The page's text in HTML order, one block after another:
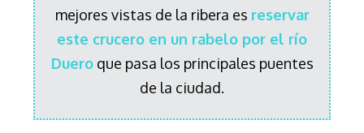
mejores vistas de la ribera es reservar
este crucero en un rabelo por el río
Dueroque pasa los principales puentes
de la ciudad.